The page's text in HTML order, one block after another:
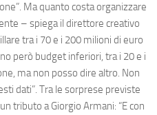
Ma quanto costa organizzare
– spiega il direttore creativo
tra i 70 e i 200 milioni di euro
però budget inferiori, tra i 20 e i
ma non posso dire altro. Non
dati”. Tra le sorprese previste
tributo a Giorgio Armani: “E con